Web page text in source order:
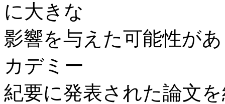
に大きな
影響を与えた可能性が
カデミー
紀要に発表された論文